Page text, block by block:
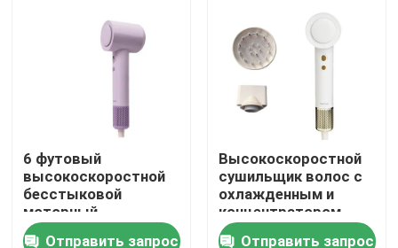
Продукты
Видео
6 футовый
высокоскоростной
бесстыковой
моторный
сушильщик волос
Отправить запрос
Высокоскоростной
сушильщик волос с
охлажденным и
концентратором
Отправить запрос